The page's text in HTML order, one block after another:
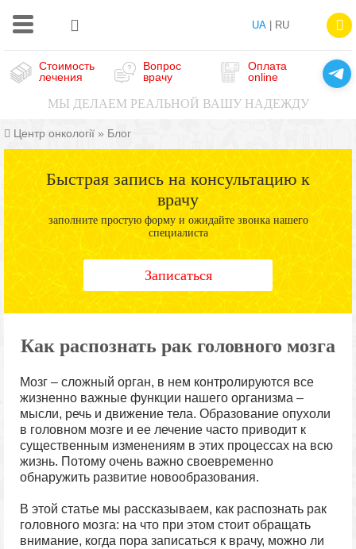
UA| RU
Стоимость
лечения
Вопрос
врачу
Оплата
online
МЫ ДЕЛАЕМ РЕАЛЬНОЙ ВАШУ НАДЕЖДУ
Центр онкології » Блог
Быстрая запись на консультацию к
врачу
заполните простую форму и ожидайте звонка нашего
специалиста
Записаться
Как распознать рак головного мозга
Мозг – сложный орган, в нем контролируются все
жизненно важные функции нашего организма –
мысли, речь и движение тела. Образование опухоли
в головном мозге и ее лечение часто приводит к
существенным изменениям в этих процессах на всю
жизнь. Потому очень важно своевременно
обнаружить развитие новообразования.
В этой статье мы рассказываем, как распознать рак
головного мозга: на что при этом стоит обращать
внимание, когда пора записаться к врачу, можно ли